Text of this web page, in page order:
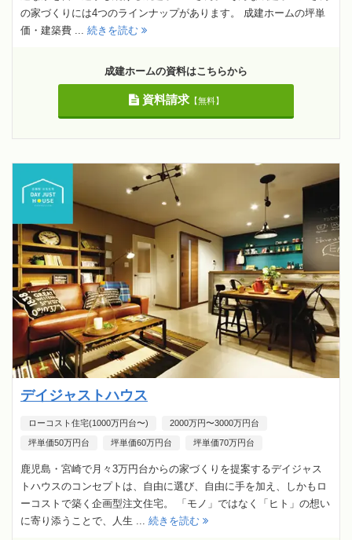
の家づくりには4つのラインナップがあります。 成建ホームの坪単
価・建築費 ... 続きを読む
成建ホームの資料はこちらから
資料請求【無料】
デイジャストハウス
ローコスト住宅(1000万円台〜) 2000万円〜3000万円台
坪単価50万円台 坪単価60万円台 坪単価70万円台
鹿児島・宮崎で月々3万円台からの家づくりを提案するデイジャス
トハウスのコンセプトは、自由に選び、自由に手を加え、しかもロ
ーコストで築く企画型注文住宅。 「モノ」ではなく「ヒト」の想い
に寄り添うことで、人生 ... 続きを読む